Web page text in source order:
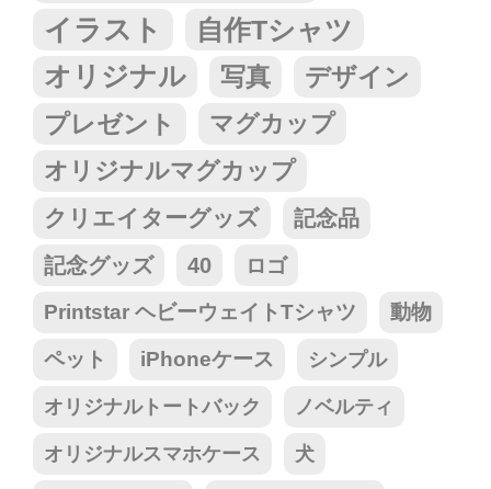
イラスト 自作Tシャツ
オリジナル 写真
デザイン
プレゼント
マグカップ
オリジナルマグカップ
クリエイターグッズ
記念品
記念グッズ
40 ロゴ
Printstar ヘビーウェイトTシャツ 動物
ペット iPhoneケース シンプル
オリジナルトートバック ノベルティ
オリジナルスマホケース 犬